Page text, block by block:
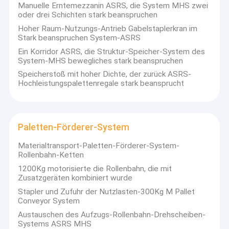
Manuelle Erntemezzanin ASRS, die System MHS zwei
oder drei Schichten stark beanspruchen
Hoher Raum-Nutzungs-Antrieb Gabelstaplerkran im
Stark beanspruchen System-ASRS
Ein Korridor ASRS, die Struktur-Speicher-System des
System-MHS bewegliches stark beanspruchen
Speicherstoß mit hoher Dichte, der zurück ASRS-
Hochleistungspalettenregale stark beansprucht
Paletten-Förderer-System
Materialtransport-Paletten-Förderer-System-
Rollenbahn-Ketten
1200Kg motorisierte die Rollenbahn, die mit
Zusatzgeräten kombiniert wurde
Stapler und Zufuhr der Nutzlasten-300Kg M Pallet
Conveyor System
Austauschen des Aufzugs-Rollenbahn-Drehscheiben-
Systems ASRS MHS